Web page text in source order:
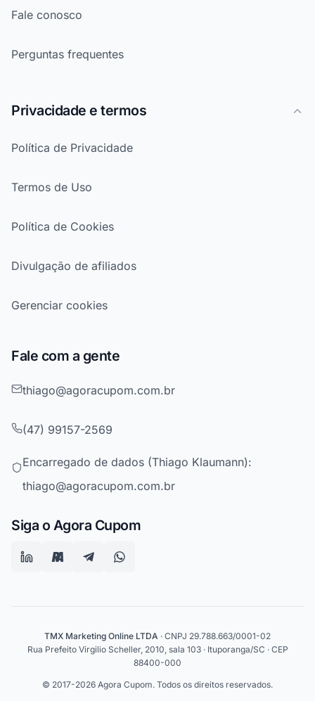
Fale conosco
Perguntas frequentes
Privacidade e termos
Política de Privacidade
Termos de Uso
Política de Cookies
Divulgação de afiliados
Gerenciar cookies
Fale com a gente
thiago@agoracupom.com.br
(47) 99157-2569
Encarregado de dados (Thiago Klaumann):
thiago@agoracupom.com.br
Siga o Agora Cupom
TMX Marketing Online LTDA · CNPJ 29.788.663/0001-02
Rua Prefeito Virgilio Scheller, 2010, sala 103 · Ituporanga/SC · CEP
88400-000
© 2017-2026 Agora Cupom. Todos os direitos reservados.